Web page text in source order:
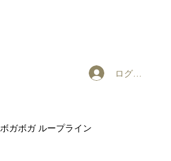
ログイン
ボガボガ ループライン